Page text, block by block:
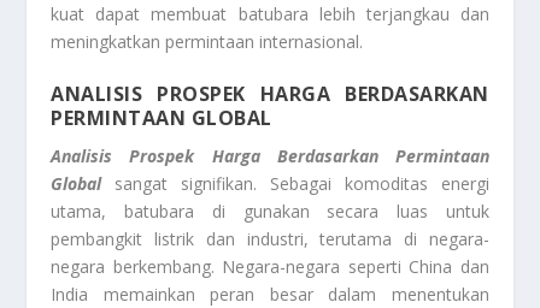
kuat dapat membuat batubara lebih terjangkau dan
meningkatkan permintaan internasional.
ANALISIS PROSPEK HARGA BERDASARKAN
PERMINTAAN GLOBAL
Analisis Prospek Harga Berdasarkan Permintaan
Global sangat signifikan. Sebagai komoditas energi
utama, batubara di gunakan secara luas untuk
pembangkit listrik dan industri, terutama di negara-
negara berkembang. Negara-negara seperti China dan
India memainkan peran besar dalam menentukan